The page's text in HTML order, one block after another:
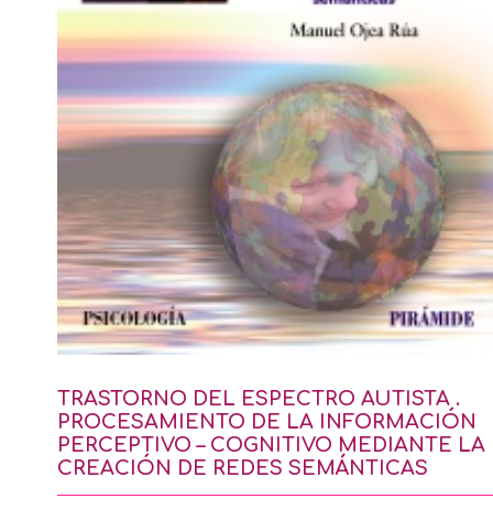
TRASTORNO DEL ESPECTRO AUTISTA .
PROCESAMIENTO DE LA INFORMACIÓN
PERCEPTIVO – COGNITIVO MEDIANTE LA
CREACIÓN DE REDES SEMÁNTICAS